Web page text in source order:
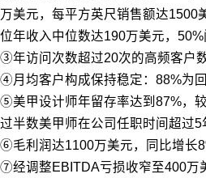
万美元，每平方英尺销售额达1500
位年收入中位数达190万美元，50%
③年访问次数超过20次的高频客户
④月均客户构成保持稳定：88%为
⑤美甲设计师年留存率达到87%，
过半数美甲师在公司任职时间超过5
⑥毛利润达1100万美元，同比增长
⑦经调整EBITDA亏损收窄至400万